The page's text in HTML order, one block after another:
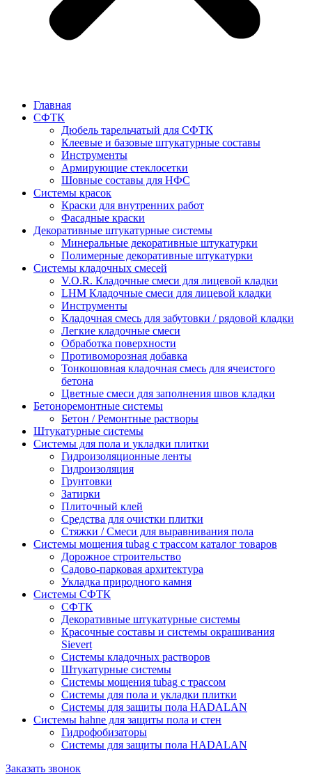
Главная
СФТК
Дюбель тарельчатый для СФТК
Клеевые и базовые штукатурные составы
Инструменты
Армирующие стеклосетки
Шовные составы для НФС
Cистемы красок
Краски для внутренних работ
Фасадные краски
Декоративные штукатурные системы
Минеральные декоративные штукатурки
Полимерные декоративные штукатурки
Системы кладочных смесей
V.O.R. Кладочные смеси для лицевой кладки
LHM Кладочные смеси для лицевой кладки
Инструменты
Кладочная смесь для забутовки / рядовой кладки
Легкие кладочные смеси
Обработка поверхности
Противоморозная добавка
Тонкошовная кладочная смесь для ячеистого
бетона
Цветные смеси для заполнения швов кладки
Бетоноремонтные системы
Бетон / Ремонтные растворы
Штукатурные системы
Cистемы для пола и укладки плитки
Гидроизоляционные ленты
Гидроизоляция
Грунтовки
Затирки
Плиточный клей
Средства для очистки плитки
Стяжки / Смеси для выравнивания пола
Системы мощения tubag с трассом каталог товаров
Дорожное строительство
Садово-парковая архитектура
Укладка природного камня
Системы СФТК
СФТК
Декоративные штукатурные системы
Красочные составы и системы окрашивания
Sievert
Cистемы кладочных растворов
Штукатурные системы
Системы мощения tubag с трассом
Cистемы для пола и укладки плитки
Системы для защиты пола HADALAN
Системы hahne для защиты пола и стен
Гидрофобизаторы
Системы для защиты пола HADALAN
Заказать звонок